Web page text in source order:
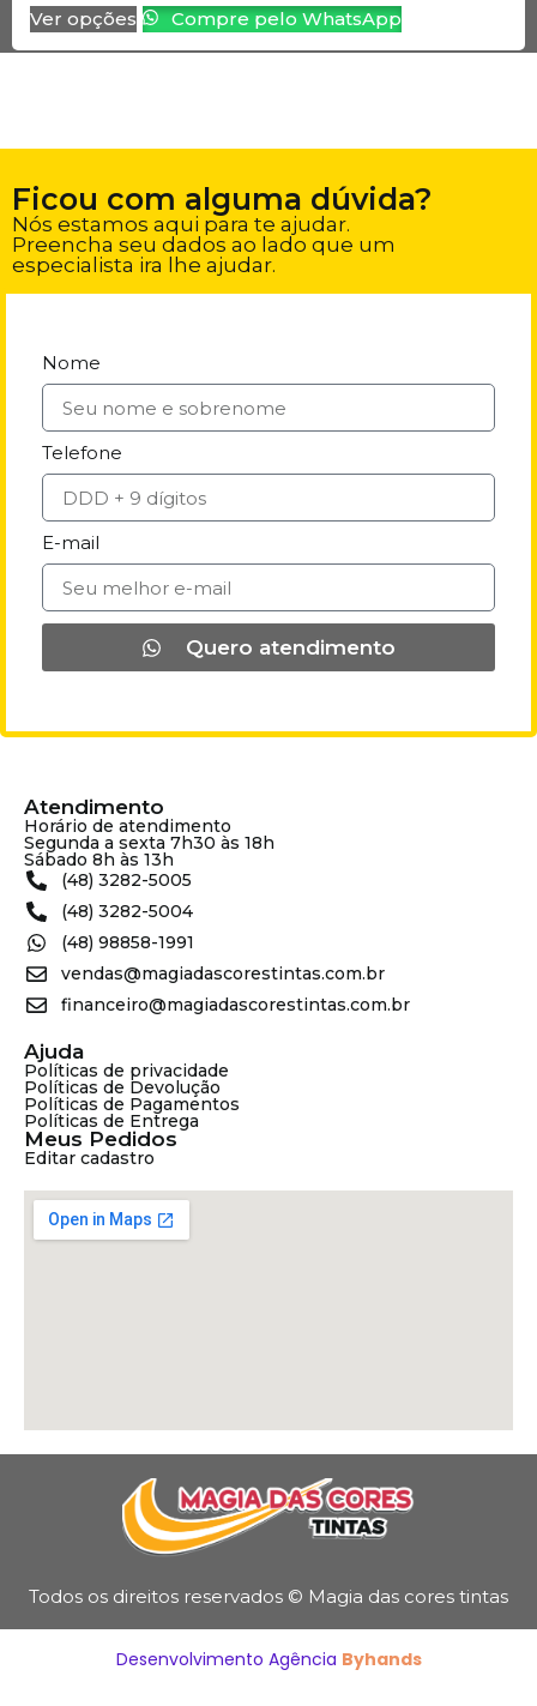
Ver opções Compre pelo WhatsApp
Ficou com alguma dúvida?
Nós estamos aqui para te ajudar.
Preencha seu dados ao lado que um
especialista ira lhe ajudar.
Nome
Telefone
E-mail
Quero atendimento
Atendimento
Horário de atendimento
Segunda a sexta 7h30 às 18h
Sábado 8h às 13h
(48) 3282-5005
(48) 3282-5004
(48) 98858-1991
vendas@magiadascorestintas.com.br
financeiro@magiadascorestintas.com.br
Ajuda
Políticas de privacidade
Políticas de Devolução
Políticas de Pagamentos
Políticas de Entrega
Meus Pedidos
Editar cadastro
Todos os direitos reservados © Magia das cores tintas
Desenvolvimento Agência Byhands